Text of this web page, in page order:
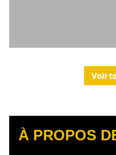
Voir
À PROPOS